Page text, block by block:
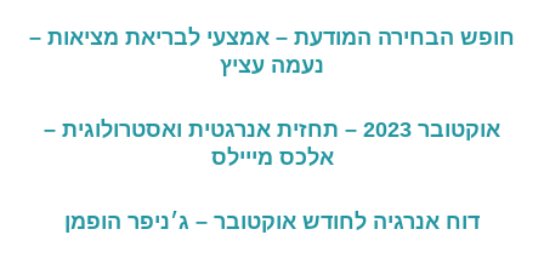
חופש הבחירה המודעת – אמצעי לבריאת מציאות –
נעמה עציץ
אוקטובר תחזית אנרגטית ואסטרולוגית –
אלכס מייילס
דוח אנרגיה לחודש אוקטובר – ג׳ניפר הופמן